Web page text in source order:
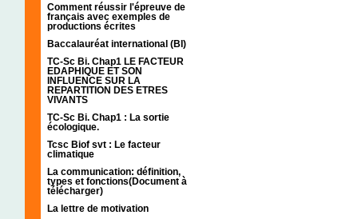
Comment réussir l'épreuve de
français avec exemples de
productions écrites
Baccalauréat international (BI)
TC-Sc Bi. Chap1 LE FACTEUR
EDAPHIQUE ET SON
INFLUENCE SUR LA
REPARTITION DES ETRES
VIVANTS
TC-Sc Bi. Chap1 : La sortie
écologique.
Tcsc Biof svt : Le facteur
climatique
La communication: définition,
types et fonctions(Document à
télécharger)
La lettre de motivation